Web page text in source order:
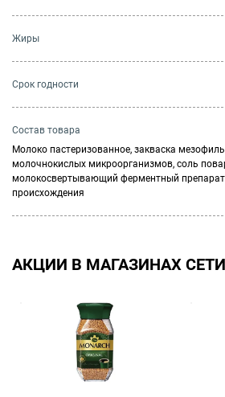
Жиры
Cрок годности
Состав товара
Молоко пастеризованное, закваска
молочнокислых микроорганизмов, соль
молокосвертывающий ферментный
происхождения
АКЦИИ В МАГАЗИНАХ СЕТИ